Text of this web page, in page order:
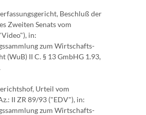
Beschluß der
Zweiten Senats vom
in:
zum Wirtschafts-
(WuB) II C. § 13 GmbHG 1.93,
Urteil vom
II ZR 89/93 ("EDV"), in:
zum Wirtschafts-